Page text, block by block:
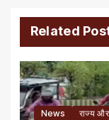
Related
News राज्य